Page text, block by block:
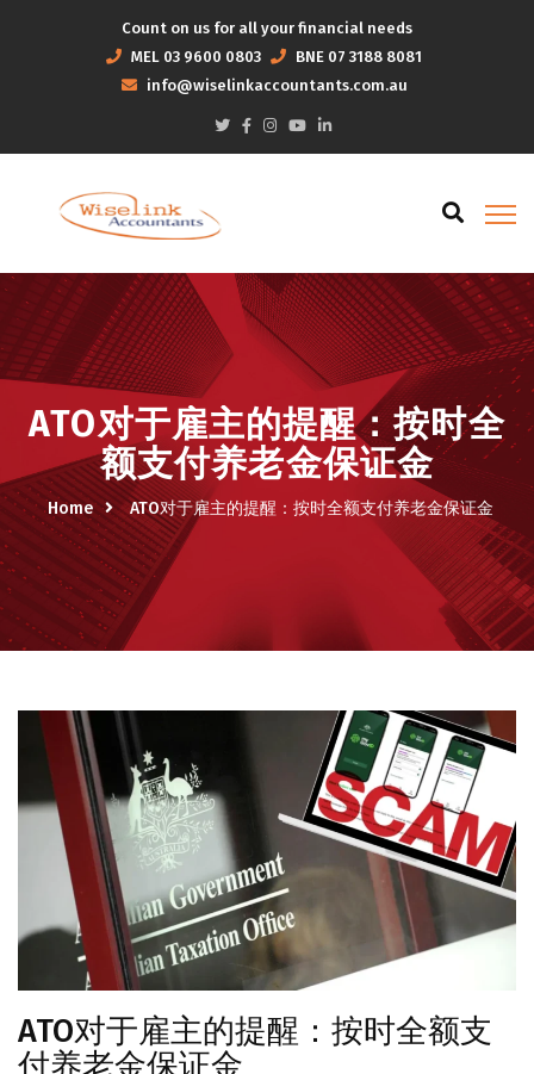
Count on us for all your financial needs
MEL 03 9600 0803 BNE 07 3188 8081
info@wiselinkaccountants.com.au
ATO对于雇主的提醒：按时全
额支付养老金保证金
Home ATO对于雇主的提醒：按时全额支付养老金保证金
ATO对于雇主的提醒：按时全额支
付养老金保证金